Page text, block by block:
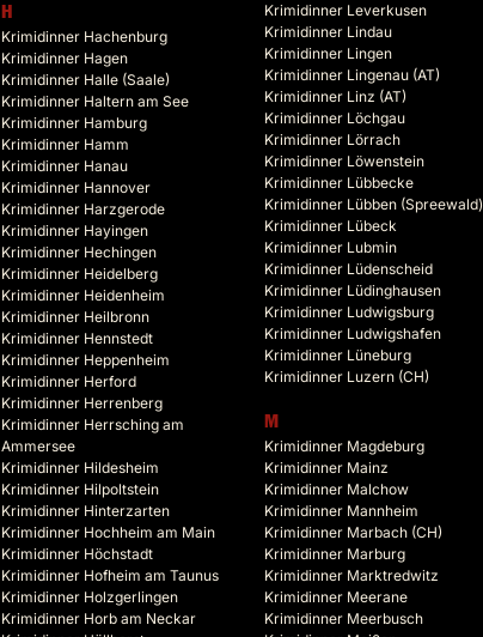
H
Krimidinner Hachenburg
Krimidinner Hagen
Krimidinner Halle (Saale)
Krimidinner Haltern am See
Krimidinner Hamburg
Krimidinner Hamm
Krimidinner Hanau
Krimidinner Hannover
Krimidinner Harzgerode
Krimidinner Hayingen
Krimidinner Hechingen
Krimidinner Heidelberg
Krimidinner Heidenheim
Krimidinner Heilbronn
Krimidinner Hennstedt
Krimidinner Heppenheim
Krimidinner Herford
Krimidinner Herrenberg
Krimidinner Herrsching am
Ammersee
Krimidinner Hildesheim
Krimidinner Hilpoltstein
Krimidinner Hinterzarten
Krimidinner Hochheim am Main
Krimidinner Höchstadt
Krimidinner Hofheim am Taunus
Krimidinner Holzgerlingen
Krimidinner Horb am Neckar
Krimidinner Leverkusen
Krimidinner Lindau
Krimidinner Lingen
Krimidinner Lingenau (AT)
Krimidinner Linz (AT)
Krimidinner Löchgau
Krimidinner Lörrach
Krimidinner Löwenstein
Krimidinner Lübbecke
Krimidinner Lübben (Spreewald)
Krimidinner Lübeck
Krimidinner Lubmin
Krimidinner Lüdenscheid
Krimidinner Lüdinghausen
Krimidinner Ludwigsburg
Krimidinner Ludwigshafen
Krimidinner Lüneburg
Krimidinner Luzern (CH)
M
Krimidinner Magdeburg
Krimidinner Mainz
Krimidinner Malchow
Krimidinner Mannheim
Krimidinner Marbach (CH)
Krimidinner Marburg
Krimidinner Marktredwitz
Krimidinner Meerane
Krimidinner Meerbusch